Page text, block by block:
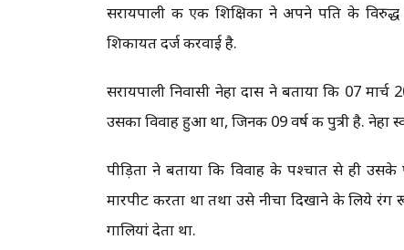
सरायपाली की एक शिक्षिका ने अपने पति के
शिकायत दर्ज करवाई है.
सरायपाली निवासी नेहा दास ने बताया कि 07
उसका विवाह हुआ था, जिनकी 09 वर्ष की पुत्री है. नेहा
पीड़िता ने बताया कि विवाह के पश्चात से ही
मारपीट करता था तथा उसे नीचा दिखाने के लिये रंग
गालियां देता था.